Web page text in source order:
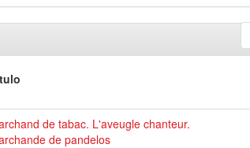
de tabac. L'aveugle chanteur.
de pandelos